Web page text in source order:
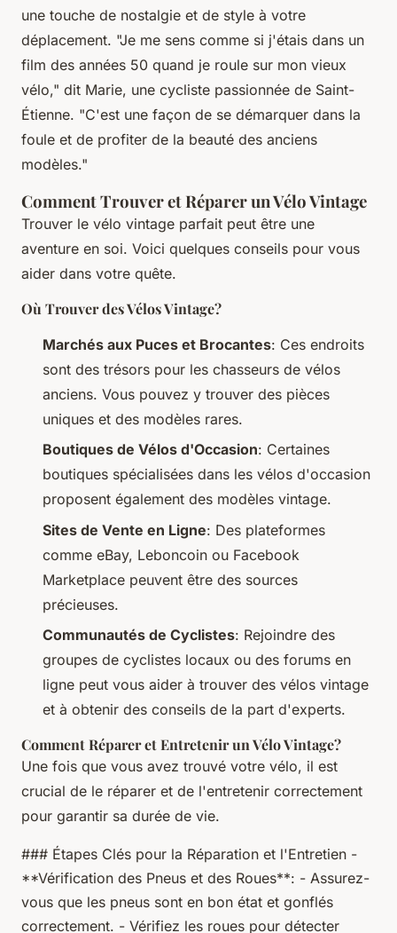
une touche de nostalgie et de style à votre
déplacement. "Je me sens comme si j'étais dans un
film des années 50 quand je roule sur mon vieux
vélo," dit Marie, une cycliste passionnée de Saint-
Étienne. "C'est une façon de se démarquer dans la
foule et de profiter de la beauté des anciens
modèles."
Comment Trouver et Réparer un Vélo Vintage
Trouver le vélo vintage parfait peut être une
aventure en soi. Voici quelques conseils pour vous
aider dans votre quête.
Où Trouver des Vélos Vintage?
Marchés aux Puces et Brocantes: Ces endroits
sont des trésors pour les chasseurs de vélos
anciens. Vous pouvez y trouver des pièces
uniques et des modèles rares.
Boutiques de Vélos d'Occasion: Certaines
boutiques spécialisées dans les vélos d'occasion
proposent également des modèles vintage.
Sites de Vente en Ligne: Des plateformes
comme eBay, Leboncoin ou Facebook
Marketplace peuvent être des sources
précieuses.
Communautés de Cyclistes: Rejoindre des
groupes de cyclistes locaux ou des forums en
ligne peut vous aider à trouver des vélos vintage
et à obtenir des conseils de la part d'experts.
Comment Réparer et Entretenir un Vélo Vintage?
Une fois que vous avez trouvé votre vélo, il est
crucial de le réparer et de l'entretenir correctement
pour garantir sa durée de vie.
### Étapes Clés pour la Réparation et l'Entretien -
**Vérification des Pneus et des Roues**: - Assurez-
vous que les pneus sont en bon état et gonflés
correctement. - Vérifiez les roues pour détecter